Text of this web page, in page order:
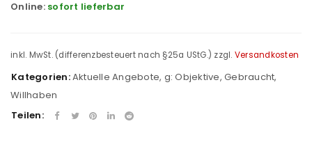
Online: sofort lieferbar
inkl. MwSt. (differenzbesteuert nach §25a UStG.) zzgl. Versandkosten
Kategorien:Aktuelle Angebote, g: Objektive, Gebraucht,
Willhaben
Teilen: